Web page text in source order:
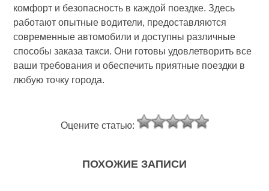
комфорт и безопасность в каждой поездке. Здесь
работают опытные водители, предоставляются
современные автомобили и доступны различные
способы заказа такси. Они готовы удовлетворить все
ваши требования и обеспечить приятные поездки в
любую точку города.
Оцените статью:
ПОХОЖИЕ ЗАПИСИ